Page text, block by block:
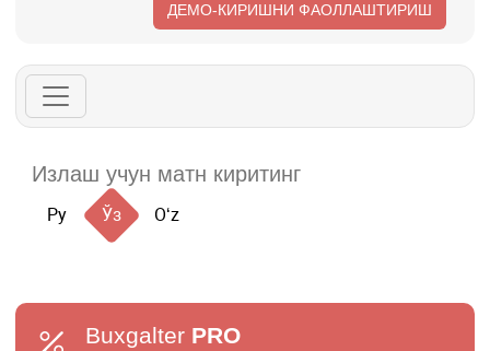
ДЕМО-КИРИШНИ ФАОЛЛАШТИРИШ
Ру Ўз Oʻz
Buxgalter PRO